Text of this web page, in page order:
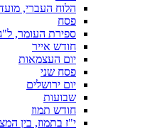
הלוח העברי,
פסח
ספירת העומר,
חודש אייר
יום העצמאות
פסח שני
יום ירושלים
שבועות
חודש תמוז
י"ז בתמוז, בין